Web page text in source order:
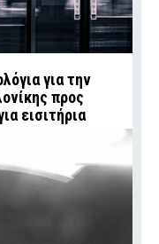
για την
προς
εισιτήρια